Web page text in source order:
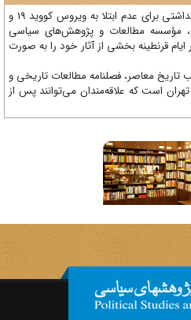
با توجه به نیاز به تداوم مراقبت‌های بهداشتی برای عدم ابتلا به ویروس کووید 19 و
مطالعات و پژوهش‌های سیاسی
بخشی از آثار خود را به صورت
معاصر، فصلنامه‌ مطالعات تاریخی و
است که علاقه‌مندان می‌توانند پس از